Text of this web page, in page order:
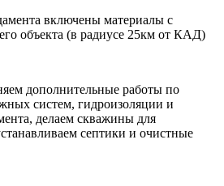
включены материалы с
объекта (в радиусе 25км от КАД)
дополнительные работы по
систем, гидроизоляции и
делаем скважины для
септики и очистные